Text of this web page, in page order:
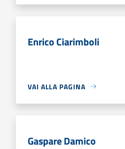
Enrico Ciarimboli
VAI ALLA PAGINA
Gaspare Damico